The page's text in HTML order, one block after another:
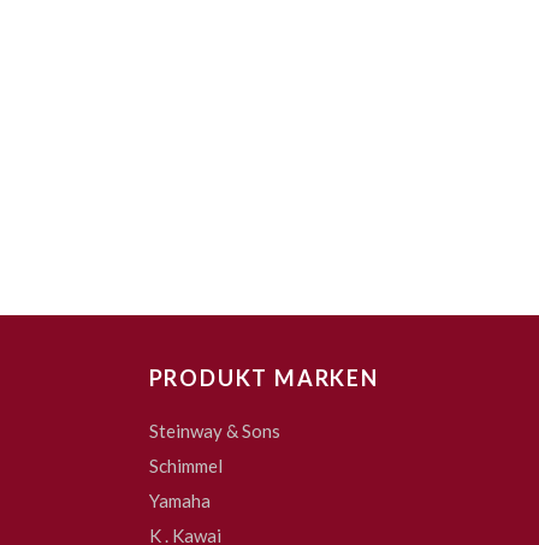
PRODUKT MARKEN
Steinway & Sons
Schimmel
Yamaha
K . Kawai